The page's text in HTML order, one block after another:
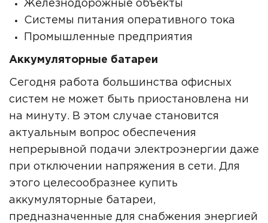
Железнодорожные объекты
Системы питания оперативного тока
Промышленные предприятия
Аккумуляторные батареи
Сегодня работа большинства офисных
систем не может быть приостановлена ни
на минуту. В этом случае становится
актуальным вопрос обеспечения
непрерывной подачи электроэнергии даже
при отключении напряжения в сети. Для
этого целесообразнее купить
аккумуляторные батареи,
предназначенные для снабжения энергией